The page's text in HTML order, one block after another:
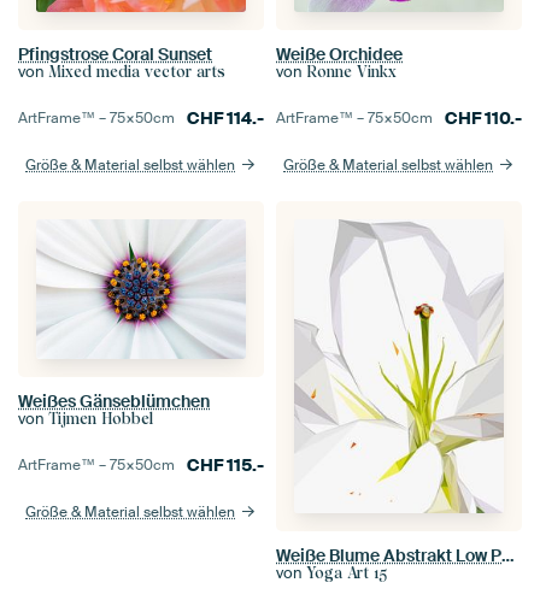
Pfingstrose Coral Sunset
von Mixed media vector arts
ArtFrame™ –75×50cm CHF114.-
Größe & Material selbst wählen
Weiße Orchidee
von Ronne Vinkx
ArtFrame™ –75×50cm CHF110.-
Größe & Material selbst wählen
Weißes Gänseblümchen
von Tijmen Hobbel
ArtFrame™ –75×50cm CHF115.-
Größe & Material selbst wählen
Weiße Blume Abstrakt Low Poly
von Yoga Art 15